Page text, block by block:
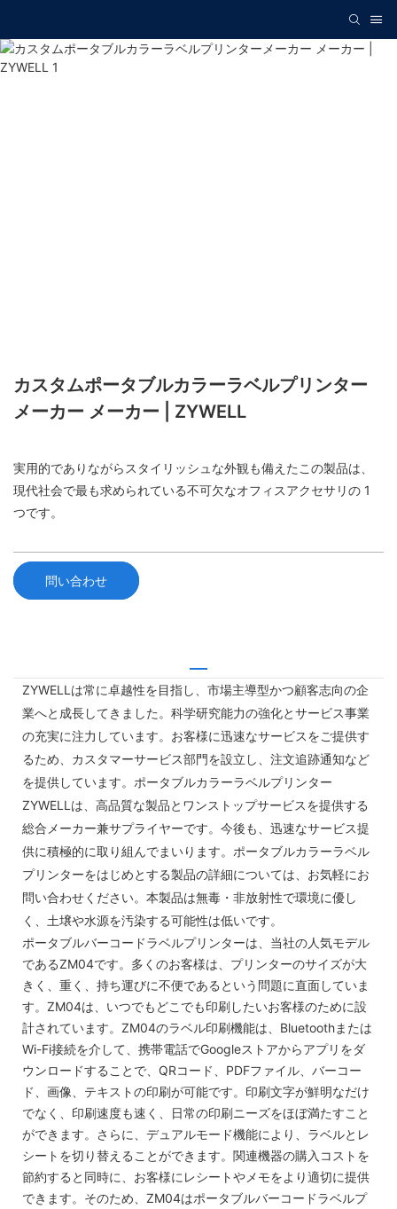
カスタムポータブルカラーラベルプリンター
メーカー メーカー | ZYWELL
実用的でありながらスタイリッシュな外観も備えたこの製品は、
現代社会で最も求められている不可欠なオフィスアクセサリの 1
つです。
問い合わせ
ZYWELLは常に卓越性を目指し、市場主導型かつ顧客志向の企
業へと成長してきました。科学研究​​能力の強化とサービス事業
の充実に注力しています。お客様に迅速なサービスをご提供す
るため、カスタマーサービス部門を設立し、注文追跡通知など
を提供しています。ポータブルカラーラベルプリンター
ZYWELLは、高品質な製品とワンストップサービスを提供する
総合メーカー兼サプライヤーです。今後も、迅速なサービス提
供に積極的に取り組んでまいります。ポータブルカラーラベル
プリンターをはじめとする製品の詳細については、お気軽にお
問い合わせください。本製品は無毒・非放射性で環境に優し
く、土壌や水源を汚染する可能性は低いです。
ポータブルバーコードラベルプリンターは、当社の人気モデル
であるZM04です。多くのお客様は、プリンターのサイズが大
きく、重く、持ち運びに不便であるという問題に直面していま
す。ZM04は、いつでもどこでも印刷したいお客様のために設
計されています。ZM04のラベル印刷機能は、Bluetoothまたは
Wi-Fi接続を介して、携帯電話でGoogleストアからアプリをダ
ウンロードすることで、QRコード、PDFファイル、バーコー
ド、画像、テキストの印刷が可能です。印刷文字が鮮明なだけ
でなく、印刷速度も速く、日常の印刷ニーズをほぼ満たすこと
ができます。さらに、デュアルモード機能により、ラベルとレ
シートを切り替えることができます。関連機器の購入コストを
節約すると同時に、お客様にレシートやメモをより適切に提供
できます。そのため、ZM04はポータブルバーコードラベルプ